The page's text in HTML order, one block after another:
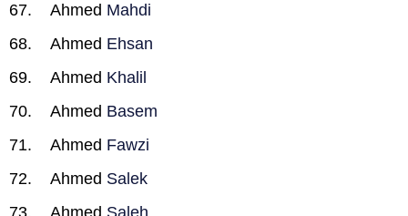
Ahmed Mahdi
Ahmed Ehsan
Ahmed Khalil
Ahmed Basem
Ahmed Fawzi
Ahmed Salek
Ahmed Saleh